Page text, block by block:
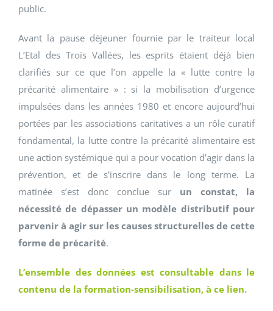
public.
Avant la pause déjeuner fournie par le traiteur local
L’Etal des Trois Vallées, les esprits étaient déjà bien
clarifiés sur ce que l’on appelle la « lutte contre la
précarité alimentaire » : si la mobilisation d’urgence
impulsées dans les années 1980 et encore aujourd’hui
portées par les associations caritatives a un rôle curatif
fondamental, la lutte contre la précarité alimentaire est
une action systémique qui a pour vocation d’agir dans la
prévention, et de s’inscrire dans le long terme. La
matinée s’est donc conclue sur un constat, la
nécessité de dépasser un modèle distributif pour
parvenir à agir sur les causes structurelles de cette
forme de précarité.
L’ensemble des données est consultable dans le
contenu de la formation-sensibilisation, à ce lien.